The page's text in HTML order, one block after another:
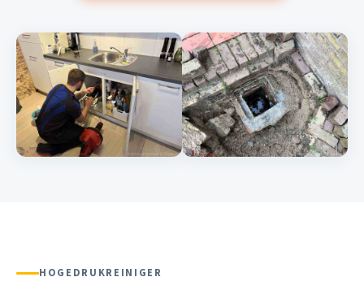
HOGEDRUKREINIGER